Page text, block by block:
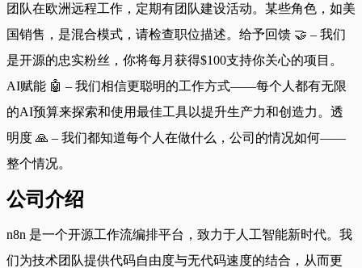
团队在欧洲远程工作，定期有团队建设活动。某些角色，如美
国销售，是混合模式，请检查职位描述。给予回馈 🤝 – 我们
是开源的忠实粉丝，你将每月获得$100支持你关心的项目。
AI赋能 🤖 – 我们相信更聪明的工作方式——每个人都有无限
的AI预算来探索和使用最佳工具以提升生产力和创造力。透
明度 🙏 – 我们都知道每个人在做什么，公司的情况如何——
整个情况。
公司介绍
n8n 是一个开源工作流编排平台，致力于人工智能新时代。我
们为技术团队提供代码自由度与无代码速度的结合，从而更